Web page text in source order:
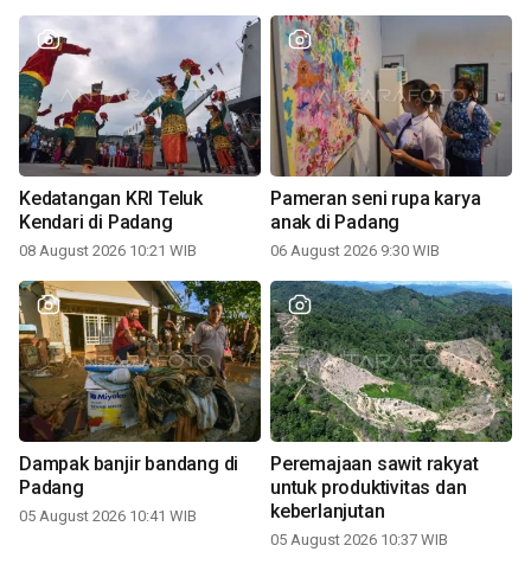
Kedatangan KRI Teluk
Kendari di Padang
08 August 2026 10:21 WIB
Pameran seni rupa karya
anak di Padang
06 August 2026 9:30 WIB
Dampak banjir bandang di
Padang
05 August 2026 10:41 WIB
Peremajaan sawit rakyat
untuk produktivitas dan
keberlanjutan
05 August 2026 10:37 WIB